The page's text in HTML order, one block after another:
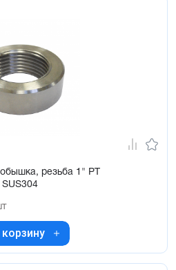
резьба 1" PT
корзину